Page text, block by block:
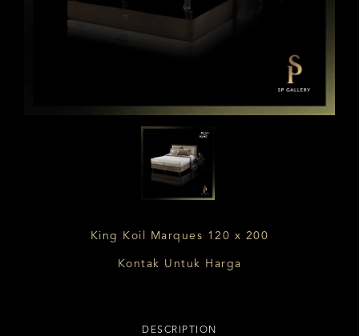
King Koil Marques 120 x 200
Kontak Untuk Harga
DESCRIPTION